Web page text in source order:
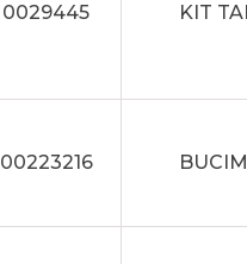
0029445 KIT
00223216